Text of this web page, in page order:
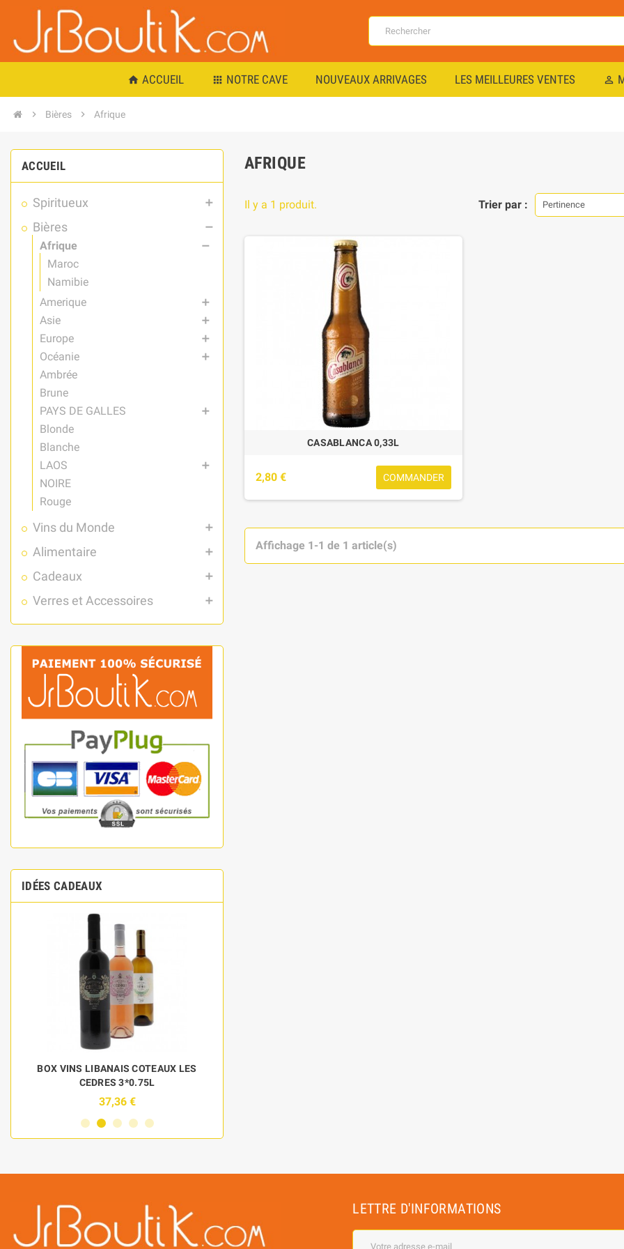
home ACCUEIL apps NOTRE CAVE NOUVEAUX ARRIVAGES LES MEILLEURES VENTES perm_identity
chevron_right Bières chevron_right Afrique
ACCUEIL
Spiritueux add
Bières remove
Afrique remove
Maroc
Namibie
Amerique
add
Asie add
Europe add
Océanie add
Ambrée
Brune
PAYS DE GALLES
add
Blonde
Blanche
LAOS
add
NOIRE
Rouge
Vins du Monde add
Alimentaire add
Cadeaux add
Verres et Accessoires add
IDÉES CADEAUX
BOX VINS LIBANAIS COTEAUX LES
CEDRES 3*0.75L
37,36 €
AFRIQUE
Trier par : Pertinence
Il y a 1 produit.
CASABLANCA 0,33L
2,80 € COMMANDER
Affichage 1-1 de 1 article(s)
LETTRE D'INFORMATIONS